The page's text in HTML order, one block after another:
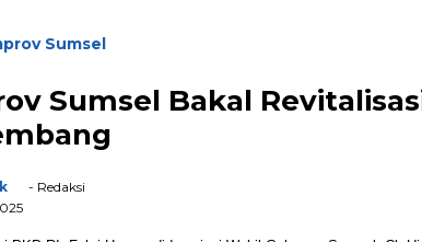
Sumsel
Sumsel Bakal
- Redaksi